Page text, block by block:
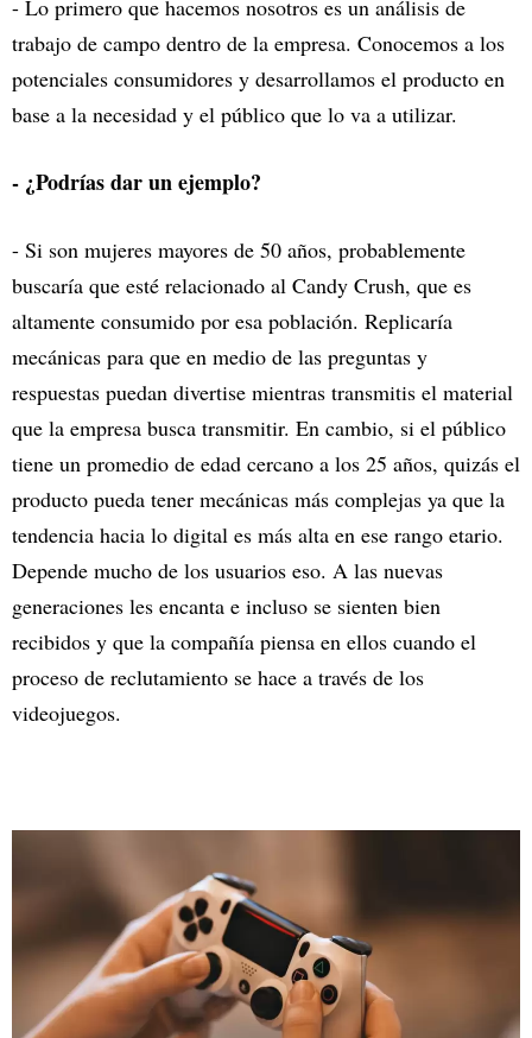
- Lo primero que hacemos nosotros es un análisis de
trabajo de campo dentro de la empresa. Conocemos a los
potenciales consumidores y desarrollamos el producto en
base a la necesidad y el público que lo va a utilizar.
- ¿Podrías dar un ejemplo?
- Si son mujeres mayores de 50 años, probablemente
buscaría que esté relacionado al Candy Crush, que es
altamente consumido por esa población. Replicaría
mecánicas para que en medio de las preguntas y
respuestas puedan divertise mientras transmitis el material
que la empresa busca transmitir. En cambio, si el público
tiene un promedio de edad cercano a los 25 años, quizás el
producto pueda tener mecánicas más complejas ya que la
tendencia hacia lo digital es más alta en ese rango etario.
Depende mucho de los usuarios eso. A las nuevas
generaciones les encanta e incluso se sienten bien
recibidos y que la compañía piensa en ellos cuando el
proceso de reclutamiento se hace a través de los
videojuegos.